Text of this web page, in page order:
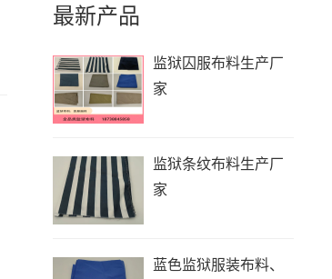
最新产品
监狱囚服布料生产厂
家
监狱条纹布料生产厂
家
蓝色监狱服装布料、